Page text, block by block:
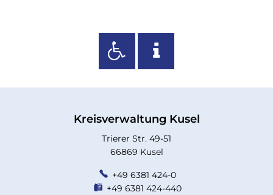
Kreisverwaltung Kusel
Trierer Str. 49-51
66869 Kusel
+49 6381 424-0
+49 6381 424-440